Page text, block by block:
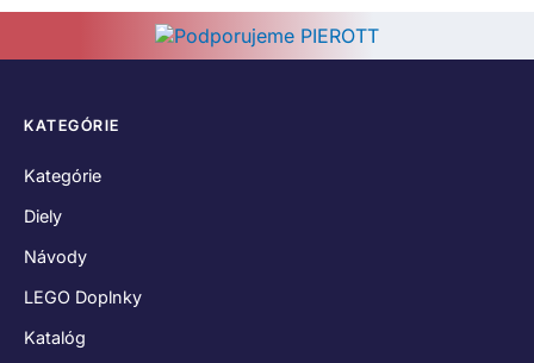
KATEGÓRIE
Kategórie
Diely
Návody
LEGO Doplnky
Katalóg